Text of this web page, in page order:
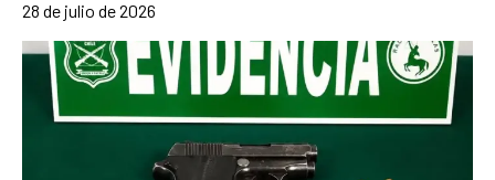
28 de julio de 2026